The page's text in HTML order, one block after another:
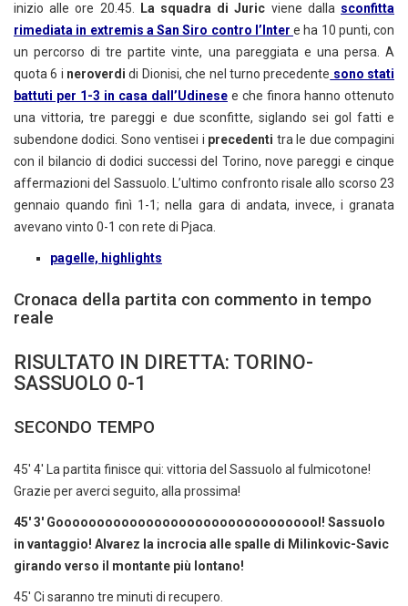
inizio alle ore 20.45.
La squadra di Juric viene dalla sconfitta
rimediata in extremis a San Siro contro l’Inter e ha 10 punti, con
un percorso di tre partite vinte, una pareggiata e una persa. A
quota 6 i neroverdi di Dionisi, che nel turno precedente sono stati
battuti per 1-3 in casa dall’Udinese e che finora hanno ottenuto
una vittoria, tre pareggi e due sconfitte, siglando sei gol fatti e
subendone dodici. Sono ventisei i precedenti tra le due compagini
con il bilancio di dodici successi del Torino, nove pareggi e cinque
affermazioni del Sassuolo. L’ultimo confronto risale allo scorso 23
gennaio quando finì 1-1; nella gara di andata, invece, i granata
avevano vinto 0-1 con rete di Pjaca.
pagelle, highlights
Cronaca della partita con commento in tempo
reale
RISULTATO IN DIRETTA: TORINO-
SASSUOLO 0-1
SECONDO TEMPO
45' 4' La partita finisce qui: vittoria del Sassuolo al fulmicotone!
Grazie per averci seguito, alla prossima!
45' 3' Gooooooooooooooooooooooooooooooool! Sassuolo
in vantaggio! Alvarez la incrocia alle spalle di Milinkovic-Savic
girando verso il montante più lontano!
45' Ci saranno tre minuti di recupero.